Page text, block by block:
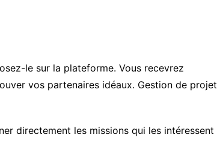
le sur la plateforme. Vous recevrez
vos partenaires idéaux. Gestion de projet
directement les missions qui les intéressent